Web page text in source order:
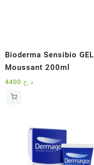
Bioderma Sensibio GEL
Moussant 200ml
د.ج